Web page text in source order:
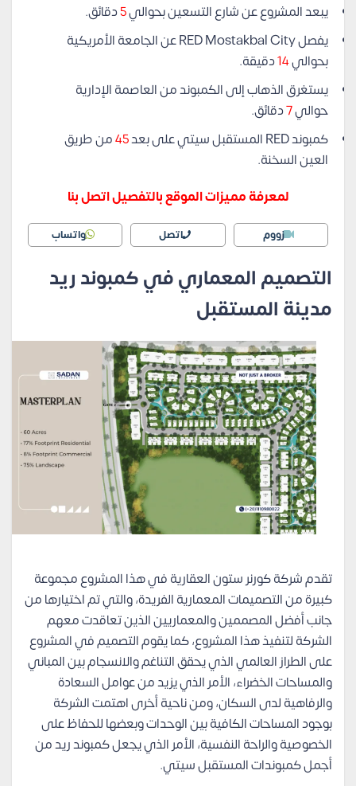
يبعد المشروع عن شارع التسعين بحوالي5دقائق.
يفصل RED Mostakbal City عن الجامعة الأمريكية
بحوالي14دقيقة.
يستغرق الذهاب إلى الكمبوند من العاصمة الإدارية
حوالي7دقائق.
كمبوند RED المستقبل سيتي على بعد
45من طريق
العين السخنة.
لمعرفة مميزات الموقع بالتفصيل اتصل بنا
زووم اتصل واتساب
التصميم المعماري في كمبوند ريد
مدينة المستقبل
تقدم شركة كورنر ستون العقارية في هذا المشروع مجموعة
كبيرة من التصميمات المعمارية الفريدة، والتي تم اختيارها من
جانب أفضل المصممين والمعماريين الذين تعاقدت معهم
الشركة لتنفيذ هذا المشروع، كما يقوم التصميم في المشروع
على الطراز العالمي الذي يحقق التناغم والانسجام بين المباني
والمساحات الخضراء، الأمر الذي يزيد من عوامل السعادة
والرفاهية لدى السكان، ومن ناحية أخرى اهتمت الشركة
بوجود المساحات الكافية بين الوحدات وبعضها للحفاظ على
الخصوصية والراحة النفسية، الأمر الذي يجعل كمبوند ريد من
أجمل كمبوندات المستقبل سيتي.